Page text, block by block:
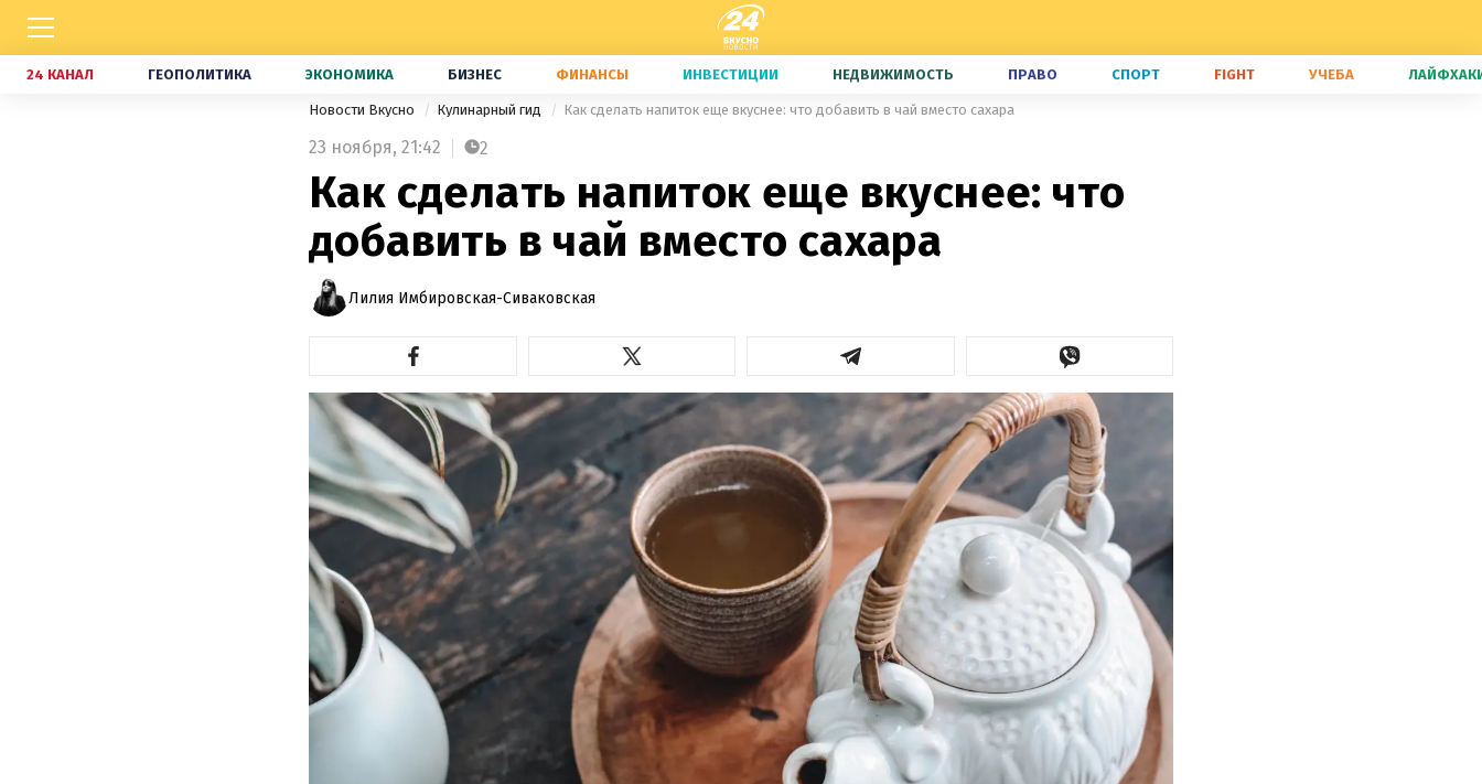
24 КАНАЛ ГЕОПОЛИТИКА ЭКОНОМИКА БИЗНЕС ФИНАНСЫ ИНВЕСТИЦИИ НЕДВИЖИМОСТЬ ПРАВО СПОРТ FIGHT УЧЕБА
Новости Вкусно Кулинарный гид Как сделать напиток еще вкуснее: что добавить в чай вместо сахара
23 ноября, 21:42 2
Как сделать напиток еще вкуснее: что
добавить в чай вместо сахара
Лилия Имбировская-Сиваковская